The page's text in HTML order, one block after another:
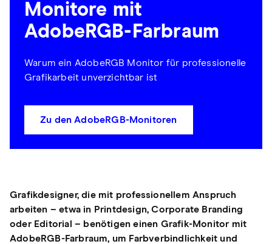
Monitore mit
AdobeRGB-Farbraum
Warum ein AdobeRGB Monitor für professionelle
Grafikarbeit unverzichtbar ist
Zu den AdobeRGB-Monitoren
Grafikdesigner, die mit professionellem Anspruch
arbeiten – etwa in Printdesign, Corporate Branding
oder Editorial – benötigen einen Grafik-Monitor mit
AdobeRGB-Farbraum, um Farbverbindlichkeit und